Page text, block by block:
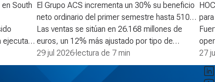
South
ejecutar
en
los
en
El Grupo ACS incrementa un 30% su beneficio
neto ordinario del primer semestre hasta 510
M€
Las ventas se sitúan en 26.168 millones de
euros, un 12% más ajustado por tipo de
cambio El EBITDA aumenta un 13%, hasta los
1.618 millones de euros El beneficio neto
ordinario crece un 30% hasta alcanzar los 510
29 jul 2026· lectura de 7 min
millones
27